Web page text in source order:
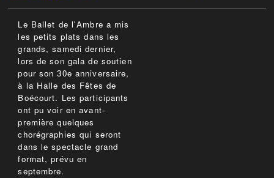
Le Ballet de l'Ambre a mis
les petits plats dans les
grands, samedi dernier,
lors de son gala de soutien
pour son 30e anniversaire,
à la Halle des Fêtes de
Boécourt. Les participants
ont pu voir en avant-
première quelques
chorégraphies qui seront
dans le spectacle grand
format, prévu en
septembre.